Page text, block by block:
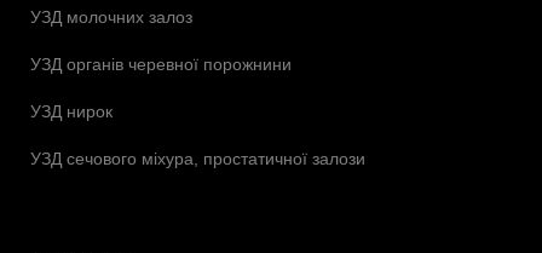
УЗД молочних залоз
УЗД органів черевної порожнини
УЗД нирок
УЗД сечового міхура, простатичної залози